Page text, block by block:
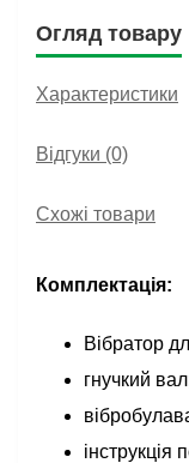
Огляд товару
Характеристики
Відгуки (0)
Схожі товари
Комплектація:
Вібратор
гнучкий
інструкція